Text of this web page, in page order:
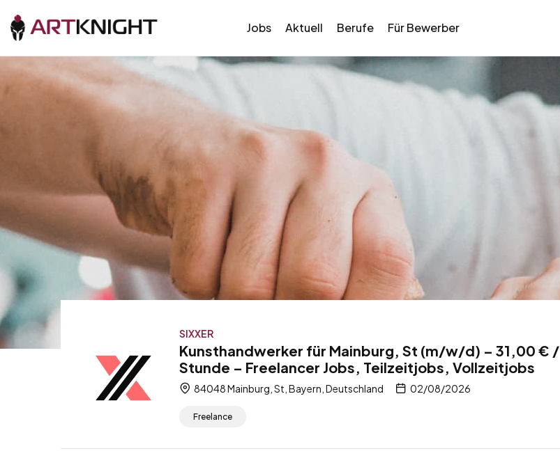
Jobs Aktuell Berufe Für Bewerber
SIXXER
Kunsthandwerker für Mainburg, St (m/w/d) – 31,00 € /
Stunde – Freelancer Jobs, Teilzeitjobs, Vollzeitjobs
84048 Mainburg, St, Bayern, Deutschland 02/08/2026
Freelance